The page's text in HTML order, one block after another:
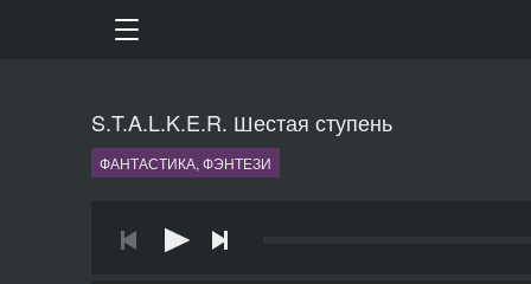
S.T.A.L.K.E.R. Шестая ступень
ФАНТАСТИКА, ФЭНТЕЗИ